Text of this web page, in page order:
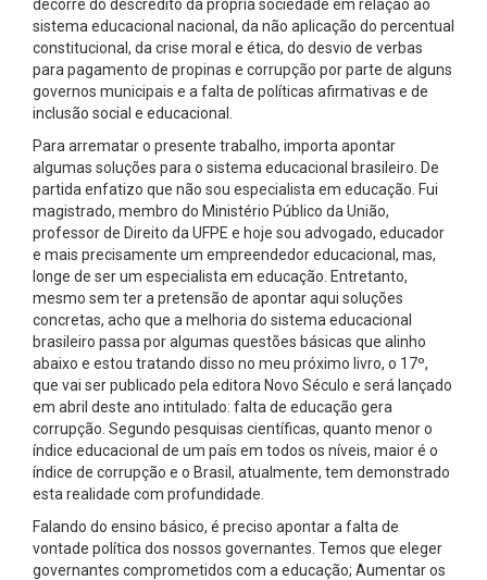
decorre do descrédito da própria sociedade em relação ao
sistema educacional nacional, da não aplicação do percentual
constitucional, da crise moral e ética, do desvio de verbas
para pagamento de propinas e corrupção por parte de alguns
governos municipais e a falta de políticas afirmativas e de
inclusão social e educacional.
Para arrematar o presente trabalho, importa apontar
algumas soluções para o sistema educacional brasileiro. De
partida enfatizo que não sou especialista em educação. Fui
magistrado, membro do Ministério Público da União,
professor de Direito da UFPE e hoje sou advogado, educador
e mais precisamente um empreendedor educacional, mas,
longe de ser um especialista em educação. Entretanto,
mesmo sem ter a pretensão de apontar aqui soluções
concretas, acho que a melhoria do sistema educacional
brasileiro passa por algumas questões básicas que alinho
abaixo e estou tratando disso no meu próximo livro, o 17º,
que vai ser publicado pela editora Novo Século e será lançado
em abril deste ano intitulado: falta de educação gera
corrupção. Segundo pesquisas científicas, quanto menor o
índice educacional de um país em todos os níveis, maior é o
índice de corrupção e o Brasil, atualmente, tem demonstrado
esta realidade com profundidade.
Falando do ensino básico, é preciso apontar a falta de
vontade política dos nossos governantes. Temos que eleger
governantes comprometidos com a educação; Aumentar os